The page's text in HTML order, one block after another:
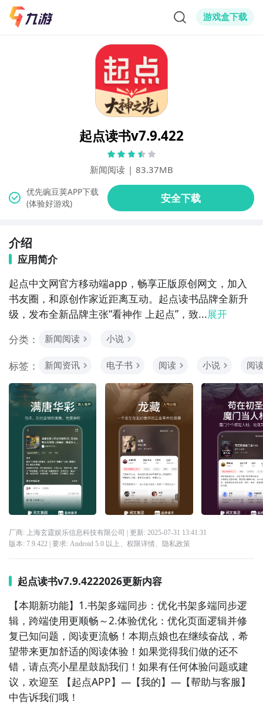
游戏盒下载
起点读书v7.9.422
新闻阅读 | 83.37MB
(体验好游戏)
介绍
应用简介
起点中文网官方移动端app，畅享正版原创网文，加入
书友圈，和原创作家近距离互动。起点读书品牌全新升
级，发布全新品牌主张“看神作 上起点”，致...展开
分类：
新闻阅读 小说
标签： 新闻资讯 电子书 阅读 小说 阅
厂商: 上海玄霆娱乐信息科技有限公司 | 更新: 2025-07-31 13:41:31
版本: 7.9.422 | 要求: Android 5.0 以上、 权限详情、 隐私政策
起点读书v7.9.4222026更新内容
【本期新功能】1.书架多端同步：优化书架多端同步逻
辑，跨端使用更顺畅～2.体验优化：优化页面逻辑并修
复已知问题，阅读更流畅！本期点娘也在继续奋战，希
望带来更加舒适的阅读体验！如果觉得我们做的还不
错，请点亮小星星鼓励我们！如果有任何体验问题或建
议，欢迎至 【起点APP】—【我的】—【帮助与客服】
中告诉我们哦！